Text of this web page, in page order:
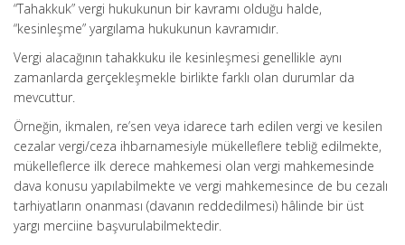
“Tahakkuk” vergi hukukunun bir kavramı olduğu halde,
“kesinleşme” yargılama hukukunun kavramıdır.
Vergi alacağının tahakkuku ile kesinleşmesi genellikle aynı
zamanlarda gerçekleşmekle birlikte farklı olan durumlar da
mevcuttur.
Örneğin, ikmalen, re’sen veya idarece tarh edilen vergi ve kesilen
cezalar vergi/ceza ihbarnamesiyle mükelleflere tebliğ edilmekte,
mükelleflerce ilk derece mahkemesi olan vergi mahkemesinde
dava konusu yapılabilmekte ve vergi mahkemesince de bu cezalı
tarhiyatların onanması (davanın reddedilmesi) hâlinde bir üst
yargı merciine başvurulabilmektedir.